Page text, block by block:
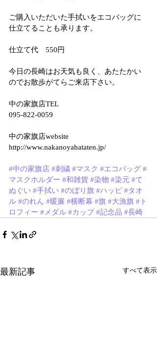
ご購入いただいた手拭いをエコバッグに
仕立てることも承ります。
仕立て代　550円
今日の長崎はお天気も良く、あたたかい
のでお散歩がてらご来店下さい。
中の家旗店TEL
095-822-0059
中の家旗店website
http://www.nakanoyahataten.jp/
#中の家旗店 #刺繍 #マスク #エコバッグ #
マスクホルダー #和雑貨 #染物 #染元 #て
ぬぐい #手拭い #のぼり旗 #ハッピ #タオ
ル #のれん #暖簾 #横断幕 #旗 #大漁旗 #ト
ロフィー #メダル #カップ #記念品 #長崎
最新記事 すべて表示